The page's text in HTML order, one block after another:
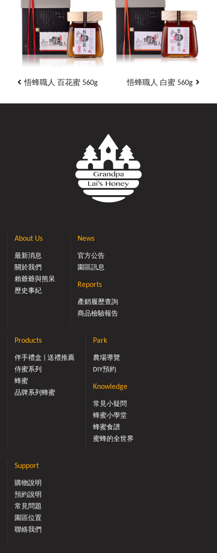
悟蜂職人 百花蜜 560g 悟蜂職人 白蜜 560g
About Us
最新消息
關於我們
賴爺爺與熊呆
歷史事紀
News
官方公告
園區訊息
Reports
產銷履歷查詢
商品檢驗報告
Products
伴手禮盒 | 送禮推薦
侍蜜系列
蜂蜜
品牌系列蜂蜜
Park
農場導覽
DIY預約
Knowledge
常見小疑問
蜂蜜小學堂
蜂蜜食譜
蜜蜂的全世界
Support
購物說明
預約說明
常見問題
園區位置
聯絡我們